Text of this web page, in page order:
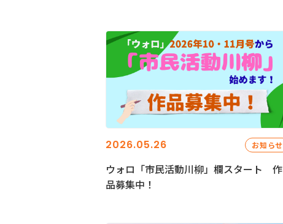
2026.05.26 お知らせ
ウォロ「市民活動川柳」欄スタート 作
品募集中！